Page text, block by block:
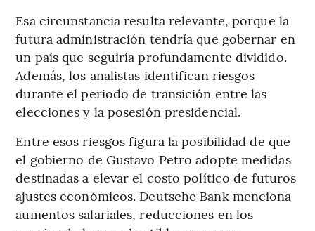
Esa circunstancia resulta relevante, porque la
futura administración tendría que gobernar en
un país que seguiría profundamente dividido.
Además, los analistas identifican riesgos
durante el periodo de transición entre las
elecciones y la posesión presidencial.
Entre esos riesgos figura la posibilidad de que
el gobierno de Gustavo Petro adopte medidas
destinadas a elevar el costo político de futuros
ajustes económicos. Deutsche Bank menciona
aumentos salariales, reducciones en los